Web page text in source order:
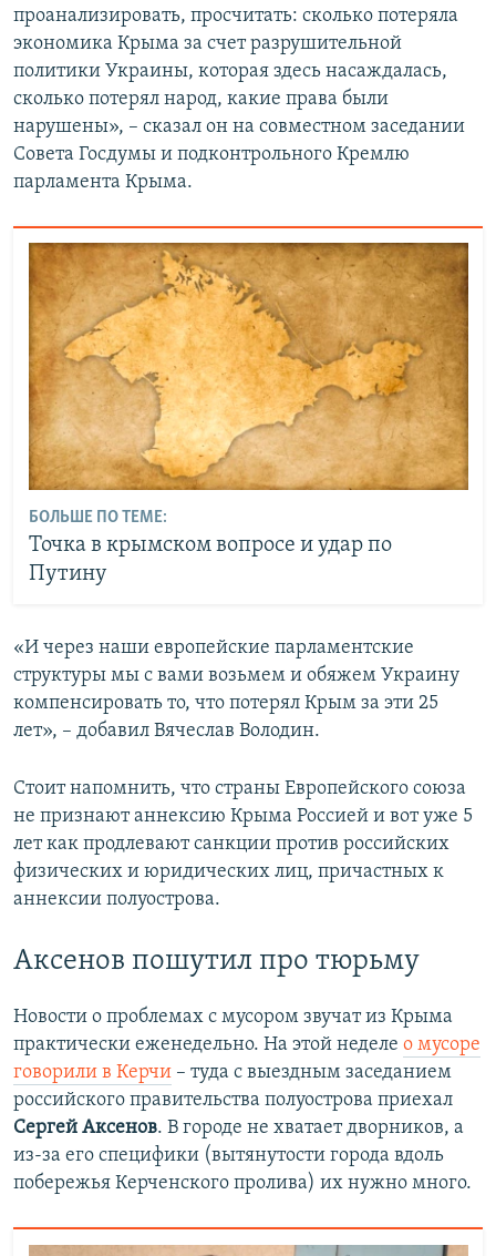
проанализировать, просчитать: сколько потеряла
экономика Крыма за счет разрушительной
политики Украины, которая здесь насаждалась,
сколько потерял народ, какие права были
нарушены», – сказал он на совместном заседании
Совета Госдумы и подконтрольного Кремлю
парламента Крыма.
БОЛЬШЕ ПО ТЕМЕ:
Точка в крымском вопросе и удар по
Путину
«И через наши европейские парламентские
структуры мы с вами возьмем и обяжем Украину
компенсировать то, что потерял Крым за эти 25
лет», – добавил Вячеслав Володин.
Стоит напомнить, что страны Европейского союза
не признают аннексию Крыма Россией и вот уже 5
лет как продлевают санкции против российских
физических и юридических лиц, причастных к
аннексии полуострова.
Аксенов пошутил про тюрьму
Новости о проблемах с мусором звучат из Крыма
практически еженедельно. На этой неделе о мусоре
говорили в Керчи – туда с выездным заседанием
российского правительства полуострова приехал
Сергей Аксенов. В городе не хватает дворников, а
из-за его специфики (вытянутости города вдоль
побережья Керченского пролива) их нужно много.